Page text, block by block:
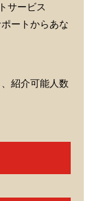
サービス
ートからあな
紹介可能人数